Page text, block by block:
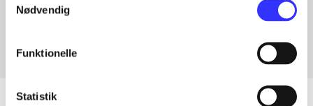
Nødvendig
Funktionelle
Statistik
Fra